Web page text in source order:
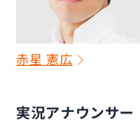
赤星 憲広
実況アナウンサー